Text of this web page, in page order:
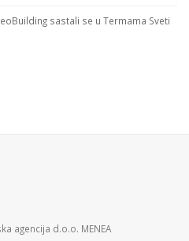
sastali se u Termama Sveti
agencija d.o.o. MENEA